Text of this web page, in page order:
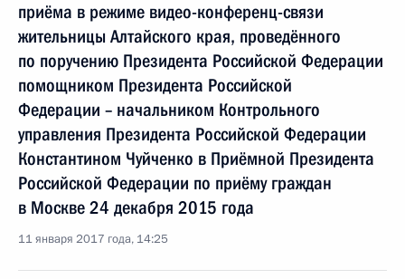
приёма в режиме видео-конференц-связи
жительницы Алтайского края, проведённого
по поручению Президента Российской Федерации
помощником Президента Российской
Федерации – начальником Контрольного
управления Президента Российской Федерации
Константином Чуйченко в Приёмной Президента
Российской Федерации по приёму граждан
в Москве 24 декабря 2015 года
11 января 2017 года, 14:25